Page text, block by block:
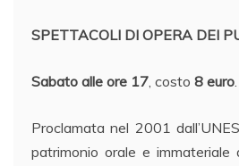
SPETTACOLI DI OPERA DEI
Sabato alle ore 17, costo 8 euro.
Proclamata nel 2001
patrimonio orale e immateriale